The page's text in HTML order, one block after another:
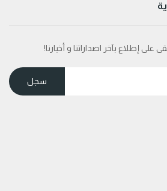
على إطلاع بآخر اصداراتنا و أخبارنا!